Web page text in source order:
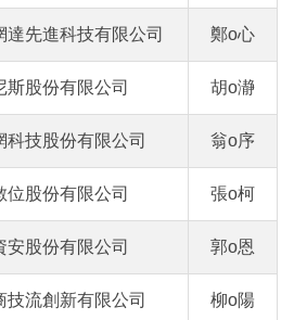
達先進科技有限公司 鄭o心
斯股份有限公司 胡o瀞
科技股份有限公司 翁o序
位股份有限公司 張o柯
安股份有限公司 郭o恩
技流創新有限公司 柳o陽